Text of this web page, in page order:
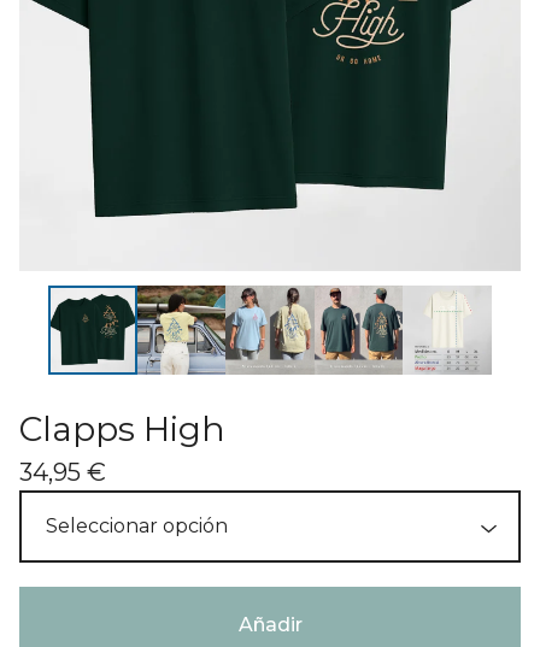
Clapps High
34,95 €
Añadir